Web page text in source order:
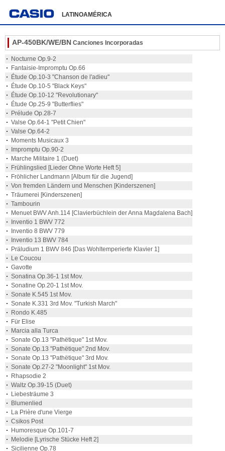
LATINOAMÉRICA
AP-450BK/WE/BN Canciones Incorporadas
Nocturne Op.9-2
Fantaisie-Impromptu Op.66
Étude Op.10-3 "Chanson de l'adieu"
Étude Op.10-5 "Black Keys"
Étude Op.10-12 "Revolutionary"
Étude Op.25-9 "Butterflies"
Prélude Op.28-7
Valse Op.64-1 "Petit Chien"
Valse Op.64-2
Moments Musicaux 3
Impromptu Op.90-2
Marche Militaire 1 (Duet)
Frühlingslied [Lieder Ohne Worte Heft 5]
Fröhlicher Landmann [Album für die Jugend]
Von fremden Ländern und Menschen [Kinderszenen]
Träumerei [Kinderszenen]
Tambourin
Menuet BWV Anh.114 [Clavierbüchlein der Anna Magdalena Bach]
Inventio 1 BWV 772
Inventio 8 BWV 779
Inventio 13 BWV 784
Präludium 1 BWV 846 [Das Wohltemperierte Klavier 1]
Le Coucou
Gavotte
Sonatina Op.36-1 1st Mov.
Sonatine Op.20-1 1st Mov.
Sonate K.545 1st Mov.
Sonate K.331 3rd Mov. "Turkish March"
Rondo K.485
Für Elise
Marcia alla Turca
Sonate Op.13 "Pathëtique" 1st Mov.
Sonate Op.13 "Pathëtique" 2nd Mov.
Sonate Op.13 "Pathëtique" 3rd Mov.
Sonate Op.27-2 "Moonlight" 1st Mov.
Rhapsodie 2
Waltz Op.39-15 (Duet)
Liebesträume 3
Blumenlied
La Prière d'une Vierge
Csikos Post
Humoresque Op.101-7
Melodie [Lyrische Stücke Heft 2]
Sicilienne Op.78